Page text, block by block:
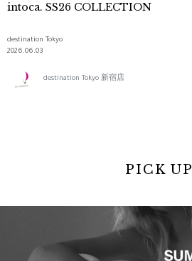
intoca. SS26 COLLECTION
destination Tokyo
2026.06.03
destination Tokyo 新宿店
PICK UP